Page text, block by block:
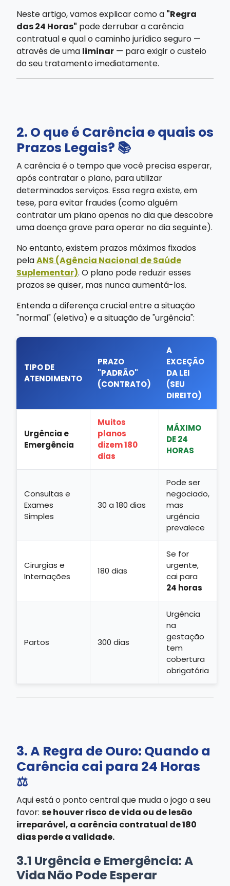
Neste artigo, vamos explicar como a "Regra
das 24 Horas" pode derrubar a carência
contratual e qual o caminho jurídico seguro —
através de uma liminar — para exigir o custeio
do seu tratamento imediatamente.
2. O que é Carência e quais os
Prazos Legais? 📚
A carência é o tempo que você precisa esperar,
após contratar o plano, para utilizar
determinados serviços. Essa regra existe, em
tese, para evitar fraudes (como alguém
contratar um plano apenas no dia que descobre
uma doença grave para operar no dia seguinte).
No entanto, existem prazos máximos fixados
pelaANS (Agência Nacional de Saúde
Suplementar). O plano pode reduzir esses
prazos se quiser, mas nunca aumentá-los.
Entenda a diferença crucial entre a situação
"normal" (eletiva) e a situação de "urgência":
TIPO DE
ATENDIMENTO
PRAZO
"PADRÃO"
(CONTRATO)
A
EXCEÇÃO
DA LEI
(SEU
DIREITO)
Urgência e
Emergência
Muitos
planos
dizem 180
dias
MÁXIMO
DE 24
HORAS
Consultas e
Exames
Simples
30 a 180 dias
Pode ser
negociado,
mas
urgência
prevalece
Cirurgias e
Internações
180 dias
Se for
urgente,
cai para
24 horas
Partos 300 dias
Urgência
na
gestação
tem
cobertura
obrigatória
3. A Regra de Ouro: Quando a
Carência cai para 24 Horas
⚖️
Aqui está o ponto central que muda o jogo a seu
favor: se houver risco de vida ou de lesão
irreparável, a carência contratual de 180
dias perde a validade.
3.1 Urgência e Emergência: A
Vida Não Pode Esperar